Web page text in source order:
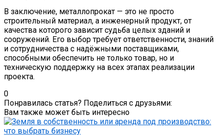
В заключение, металлопрокат — это не просто
строительный материал, а инженерный продукт, от
качества которого зависит судьба целых зданий и
сооружений. Его выбор требует ответственности, знаний
и сотрудничества с надёжными поставщиками,
способными обеспечить не только товар, но и
техническую поддержку на всех этапах реализации
проекта.
0
Понравилась статья? Поделиться с друзьями:
Вам также может быть интересно